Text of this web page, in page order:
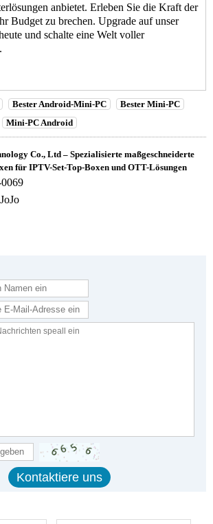
anbietet. Erleben Sie die Kraft der
Budget zu brechen. Upgrade auf unser
und schalte eine Welt voller
Bester Android-Mini-PC
Bester Mini-PC
Mini-PC Android
Co., Ltd – Spezialisierte maßgeschneiderte
für IPTV-Set-Top-Boxen und OTT-Lösungen
JoJo